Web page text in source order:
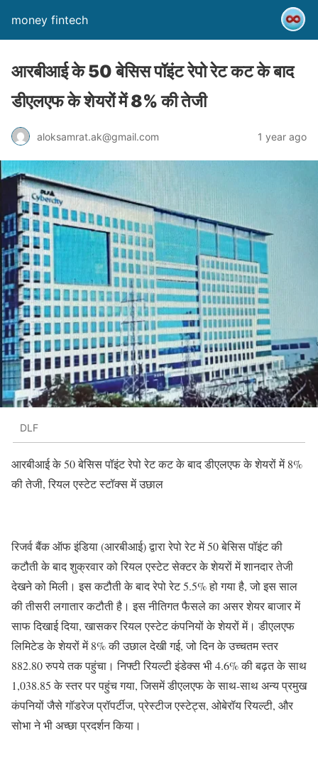
money fintech
आरबीआई के 50 बेसिस पॉइंट रेपो रेट कट के बाद
डीएलएफ के शेयरों में 8% की तेजी
aloksamrat.ak@gmail.com 1 year ago
DLF
आरबीआई के 50 बेसिस पॉइंट रेपो रेट कट के बाद डीएलएफ के शेयरों में 8%
की तेजी, रियल एस्टेट स्टॉक्स में उछाल
रिजर्व बैंक ऑफ इंडिया (आरबीआई) द्वारा रेपो रेट में 50 बेसिस पॉइंट की
कटौती के बाद शुक्रवार को रियल एस्टेट सेक्टर के शेयरों में शानदार तेजी
देखने को मिली। इस कटौती के बाद रेपो रेट 5.5% हो गया है, जो इस साल
की तीसरी लगातार कटौती है। इस नीतिगत फैसले का असर शेयर बाजार में
साफ दिखाई दिया, खासकर रियल एस्टेट कंपनियों के शेयरों में। डीएलएफ
लिमिटेड के शेयरों में 8% की उछाल देखी गई, जो दिन के उच्चतम स्तर
882.80 रुपये तक पहुंचा। निफ्टी रियल्टी इंडेक्स भी 4.6% की बढ़त के साथ
1,038.85 के स्तर पर पहुंच गया, जिसमें डीएलएफ के साथ-साथ अन्य प्रमुख
कंपनियों जैसे गॉडरेज प्रॉपर्टीज, प्रेस्टीज एस्टेट्स, ओबेरॉय रियल्टी, और
सोभा ने भी अच्छा प्रदर्शन किया।